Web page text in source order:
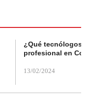
¿Qué tecnólogos
profesional en
13/02/2024